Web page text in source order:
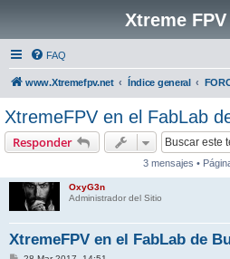
Xtreme
FAQ
www.Xtremefpv.net Índice general
XtremeFPV en el FabLab
Responder
3 mensajes •
OxyG3n
Administrador del Sitio
XtremeFPV en el FabLab de